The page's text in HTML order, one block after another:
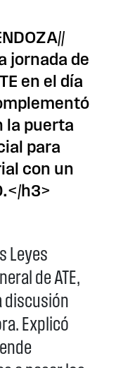
jornada de
en el día
la puerta
para
con un
h3>
Leyes
de ATE,
discusión
Explicó